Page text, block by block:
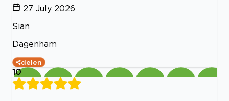
27 July 2026
Sian
Dagenham
delen
10